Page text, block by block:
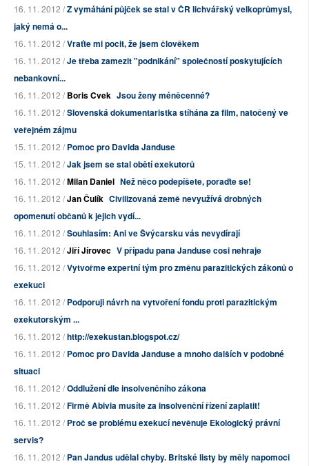
16. 11. 2012 /Z vymáhání půjček se stal v ČR lichvářský velkoprůmysl,
jaký nemá o...
16. 11. 2012 /Vraťte mi pocit, že jsem člověkem
16. 11. 2012 /Je třeba zamezit "podnikání" společností poskytujících
nebankovní...
16. 11. 2012 /Boris Cvek Jsou ženy méněcenné?
16. 11. 2012 /Slovenská dokumentaristka stíhána za film, natočený ve
veřejném zájmu
15. 11. 2012 /Pomoc pro Davida Janduse
15. 11. 2012 /Jak jsem se stal obětí exekutorů
16. 11. 2012 /Milan Daniel Než něco podepíšete, poraďte se!
16. 11. 2012 /Jan Čulík Civilizovaná země nevyužívá drobných
opomenutí občanů k jejich vydí...
16. 11. 2012 /Souhlasím: Ani ve Švýcarsku vás nevydírají
16. 11. 2012 /Jiří Jírovec V případu pana Janduse cosi nehraje
16. 11. 2012 /Vytvořme expertní tým pro změnu parazitických zákonů o
exekuci
16. 11. 2012 /Podporuji návrh na vytvoření fondu proti parazitickým
exekutorským ...
16. 11. 2012 /http://exekustan.blogspot.cz/
16. 11. 2012 /Pomoc pro Davida Janduse a mnoho dalších v podobné
situaci
16. 11. 2012 /Oddlužení dle insolvenčního zákona
16. 11. 2012 /Firmě Abivia musíte za insolvenční řízení zaplatit!
16. 11. 2012 /Proč se problému exekucí nevěnuje Ekologický právní
servis?
16. 11. 2012 /Pan Jandus udělal chyby. Britské listy by měly napomoci